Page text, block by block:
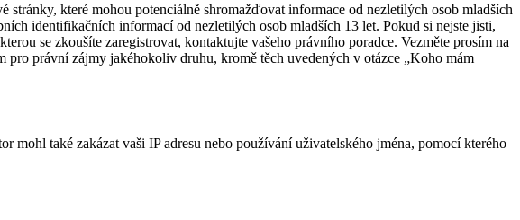
které mohou potenciálně shromažďovat informace od nezletilých osob mladších
identifikačních informací od nezletilých osob mladších 13 let. Pokud si nejste jisti,
se zkoušíte zaregistrovat, kontaktujte vašeho právního poradce. Vezměte prosím na
právní zájmy jakéhokoliv druhu, kromě těch uvedených v otázce „Koho mám
mohl také zakázat vaši IP adresu nebo používání uživatelského jména, pomocí kterého